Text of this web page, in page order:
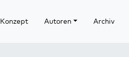
Konzept Autoren Archiv